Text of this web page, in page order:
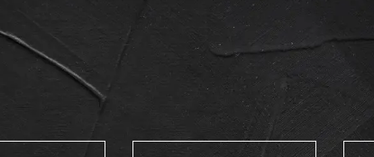
מיידית , ומשלוחים מהירים לכל הארץ.
Klark&Helmer